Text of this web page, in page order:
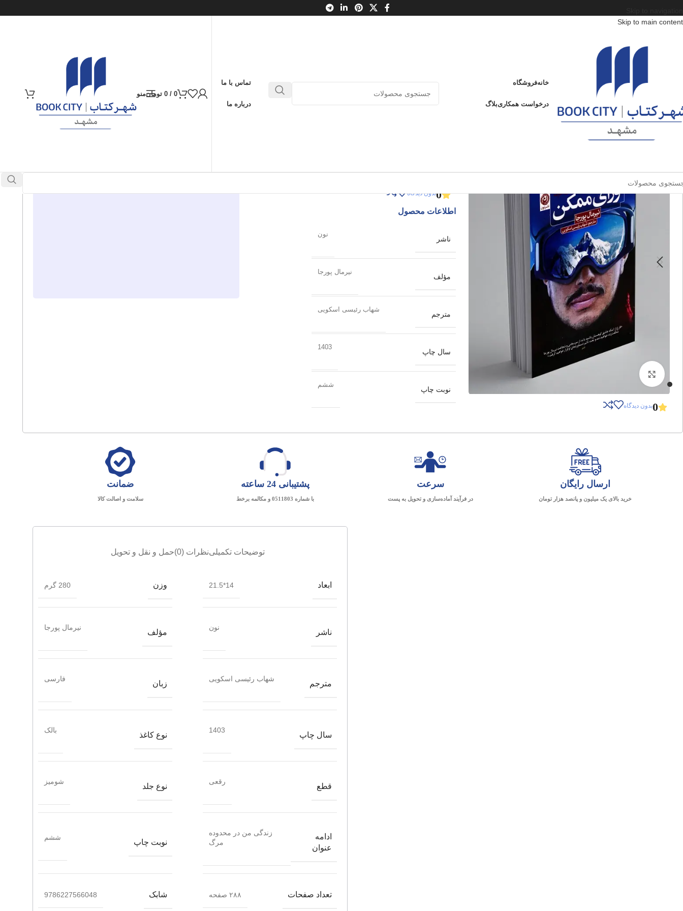
Skip to main content
خانهفروشگاه
درخواست همکاریبلاگ
تماس با ما
درباره ما
0
/
0 تومانمنو
محصولات / کتاب بزرگسال
زندگی من در محدوده مرگ
0بدون دیدگاه
0بدون دیدگاه
اطلاعات محصول
ناشر
نون
مؤلف
نیرمال پورجا
مترجم
شهاب رئیسی اسکویی
سال چاپ
1403
نوبت چاپ
ششم
ارسال رایگان
خرید بالای یک میلیون و پانصد هزار تومان
سرعت
در فرآیند آماده‌سازی و تحویل به پست
پشتیبانی 24 ساعته
با شماره 0511803 و مکالمه برخط
ضمانت
سلامت و اصالت کالا
توضیحات تکمیلینظرات (0) حمل و نقل و تحویل
ابعاد 14*21.5 وزن 280 گرم
ناشر
نون
مؤلف
نیرمال پورجا
مترجم
شهاب رئیسی اسکویی
زبان
فارسی
سال چاپ
1403
نوع کاغذ
بالک
قطع
رقعی
نوع جلد
شومیز
ادامه
عنوان
زندگی من در محدوده
مرگ
نوبت چاپ
ششم
تعداد صفحات ۲۸۸ صفحه شابک 9786227566048